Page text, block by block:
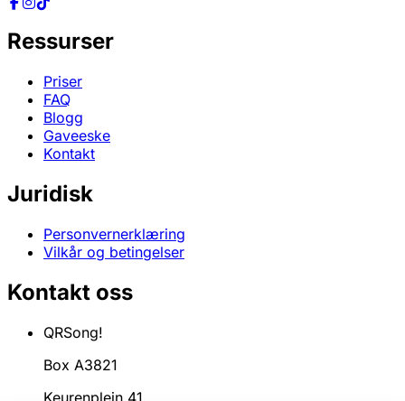
Ressurser
Priser
FAQ
Blogg
Gaveeske
Kontakt
Juridisk
Personvernerklæring
Vilkår og betingelser
Kontakt oss
QRSong!
Box A3821
Keurenplein 41